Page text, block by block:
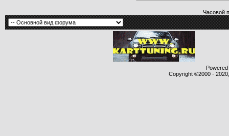
Часовой
Copyright ©2000 -